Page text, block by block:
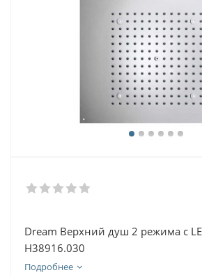
Dream Верхний душ 2 режима с
H38916.030
Подробнее